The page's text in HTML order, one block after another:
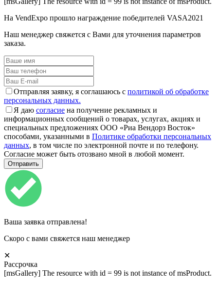
На VendExpo прошло награждение победителей VASA2021
Наш менеджер свяжется с Вами для уточнения параметров
заказа.
Отправляя заявку, я соглашаюсь с политикой об обработке
персональных данных.
Я даю согласие на получение рекламных и
информационных сообщений о товарах, услугах, акциях и
специальных предложениях ООО «Риа Вендорз Восток»
способами, указанными в Политике обработки персональных
данных, в том числе по электронной почте и по телефону.
Согласие может быть отозвано мной в любой момент.
Ваша заявка отправлена!
Скоро с вами свяжется наш менеджер
✕
Рассрочка
[msGallery] The resource with id = 99 is not instance of msProduct.